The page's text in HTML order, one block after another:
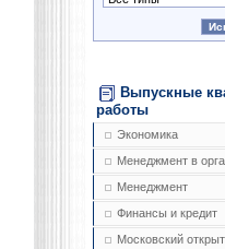
Выпускные
работы
Экономика
Менеджмент в
Менеджмент
Финансы и кредит
Московский